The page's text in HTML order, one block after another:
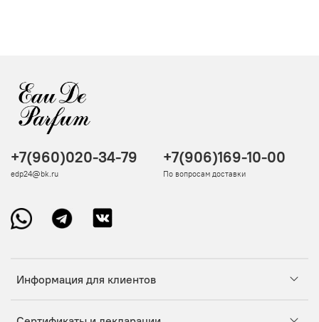
Информация для клиентов
+7(960)020-34-79
edp24@bk.ru
+7(906)169-10-00
По вопросам доставки